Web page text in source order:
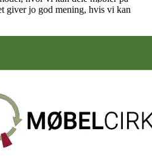
giver jo god mening, hvis vi kan